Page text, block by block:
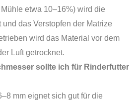
etwa 10–16%) wird die
das Verstopfen der Matrize
wird das Material vor dem
Luft getrocknet.
sollte ich für Rinderfutter
mm eignet sich gut für die